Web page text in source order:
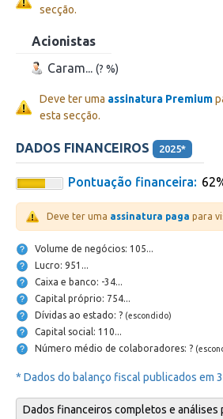
secção.
Acionistas
Caram... (? %)
Deve ter uma assinatura Premium
esta secção.
DADOS FINANCEIROS 2025*
Pontuação financeira:
Deve ter uma assinatura paga para
Volume de negócios: 105...
Lucro: 951...
Caixa e banco: -34...
Capital próprio: 754...
Dívidas ao estado: ? (escondido)
Capital social: 110...
Número médio de colaboradores: ?
* Dados do balanço fiscal publicados em
Dados financeiros completos e análises